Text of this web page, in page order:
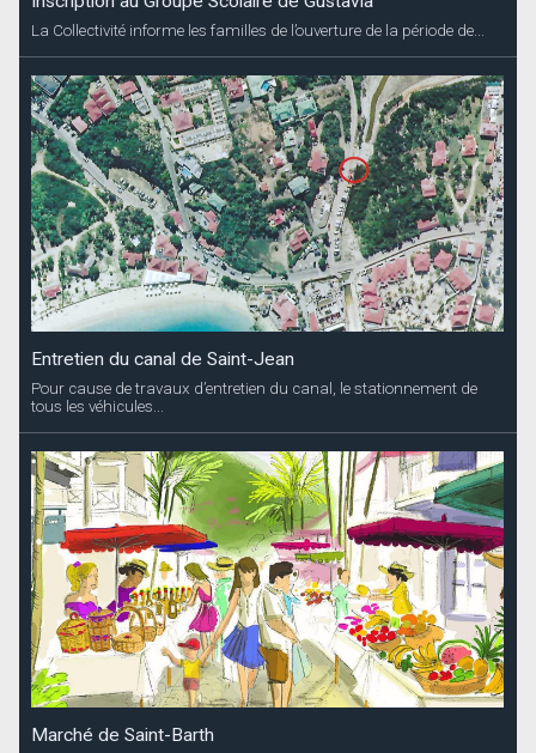
La Collectivité informe les familles de l’ouverture de la période de...
Entretien du canal de Saint-Jean
Pour cause de travaux d’entretien du canal, le stationnement de
tous les véhicules...
Marché de Saint-Barth